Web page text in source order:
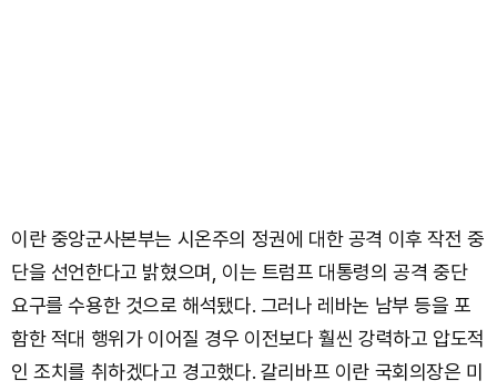
이란 중앙군사본부는 시온주의 정권에 대한 공격 이후 작전 중
단을 선언한다고 밝혔으며, 이는 트럼프 대통령의 공격 중단
요구를 수용한 것으로 해석됐다. 그러나 레바논 남부 등을 포
함한 적대 행위가 이어질 경우 이전보다 훨씬 강력하고 압도적
인 조치를 취하겠다고 경고했다. 갈리바프 이란 국회의장은 미